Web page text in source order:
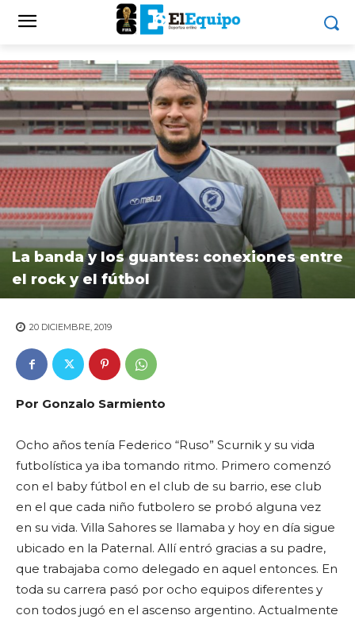
La banda y los guantes: conexiones entre
el rock y el fútbol
20 DICIEMBRE, 2019
Por Gonzalo Sarmiento
Ocho años tenía Federico “Ruso” Scurnik y su vida
futbolística ya iba tomando ritmo. Primero comenzó
con el baby fútbol en el club de su barrio, ese club
en el que cada niño futbolero se probó alguna vez
en su vida. Villa Sahores se llamaba y hoy en día sigue
ubicado en la Paternal. Allí entró gracias a su padre,
que trabajaba como delegado en aquel entonces. En
toda su carrera pasó por ocho equipos diferentes y
con todos jugó en el ascenso argentino. Actualmente